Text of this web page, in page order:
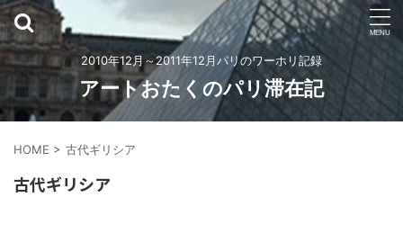
2010年12月～2011年12月パリのワーホリ記録
アートおたくのパリ滞在記
HOME > 古代ギリシア
古代ギリシア